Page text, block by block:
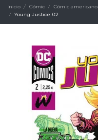
Inicio Cómic Cómic americano
Young Justice 02